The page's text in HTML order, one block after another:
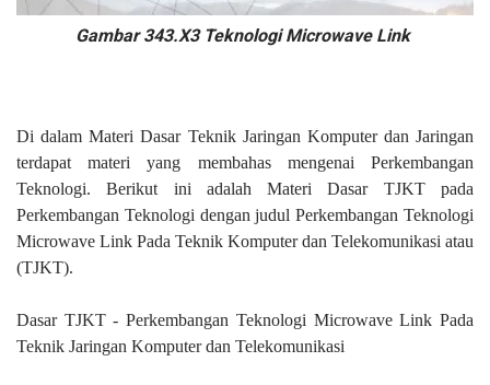
Gambar 343.X3 Teknologi Microwave Link
Di dalam Materi Dasar Teknik Jaringan Komputer dan Jaringan
terdapat materi yang membahas mengenai Perkembangan
Teknologi. Berikut ini adalah Materi Dasar TJKT pada
Perkembangan Teknologi dengan judul Perkembangan Teknologi
Microwave Link Pada Teknik Komputer dan Telekomunikasi atau
(TJKT).
Dasar TJKT - Perkembangan Teknologi Microwave Link Pada
Teknik Jaringan Komputer dan Telekomunikasi